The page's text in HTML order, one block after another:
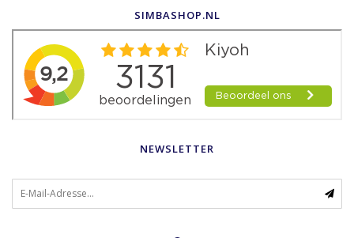
SIMBASHOP.NL
NEWSLETTER